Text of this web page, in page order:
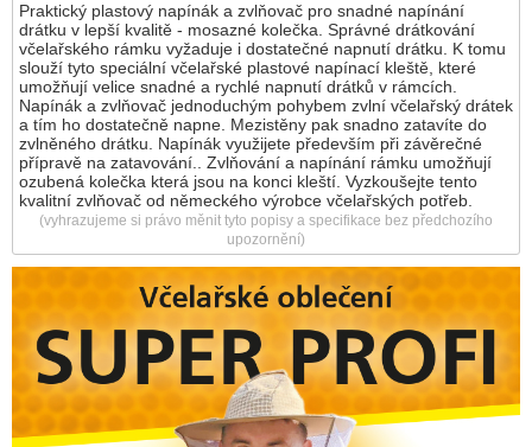
Praktický plastový napínák a zvlňovač pro snadné napínání
drátku v lepší kvalitě - mosazné kolečka. Správné drátkování
včelařského rámku vyžaduje i dostatečné napnutí drátku. K tomu
slouží tyto speciální včelařské plastové napínací kleště, které
umožňují velice snadné a rychlé napnutí drátků v rámcích.
Napínák a zvlňovač jednoduchým pohybem zvlní včelařský drátek
a tím ho dostatečně napne. Mezistěny pak snadno zatavíte do
zvlněného drátku. Napínák využijete především při závěrečné
přípravě na zatavování.. Zvlňování a napínání rámku umožňují
ozubená kolečka která jsou na konci kleští. Vyzkoušejte tento
kvalitní zvlňovač od německého výrobce včelařských potřeb.
(vyhrazujeme si právo měnit tyto popisy a specifikace bez předchozího
upozornění)